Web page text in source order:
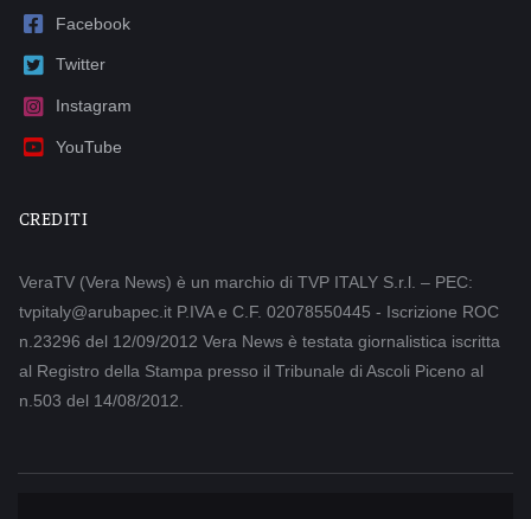
Facebook
Twitter
Instagram
YouTube
CREDITI
VeraTV (Vera News) è un marchio di TVP ITALY S.r.l. – PEC:
tvpitaly@arubapec.it P.IVA e C.F. 02078550445 - Iscrizione ROC
n.23296 del 12/09/2012 Vera News è testata giornalistica iscritta
al Registro della Stampa presso il Tribunale di Ascoli Piceno al
n.503 del 14/08/2012.